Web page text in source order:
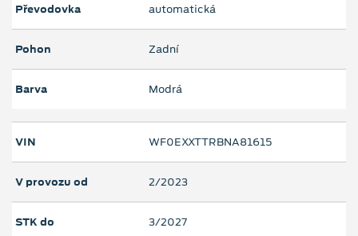
Převodovka automatická
Pohon Zadní
Barva Modrá
VIN WF0EXXTTRBNA81615
V provozu od 2/2023
STK do 3/2027